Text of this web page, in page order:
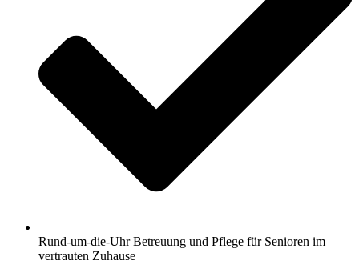
Rund-um-die-Uhr Betreuung und Pflege für Senioren im
vertrauten Zuhause